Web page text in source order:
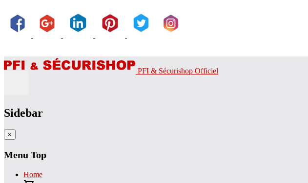
PFI & Sécurishop Officiel
Sidebar
×
Menu Top
Home